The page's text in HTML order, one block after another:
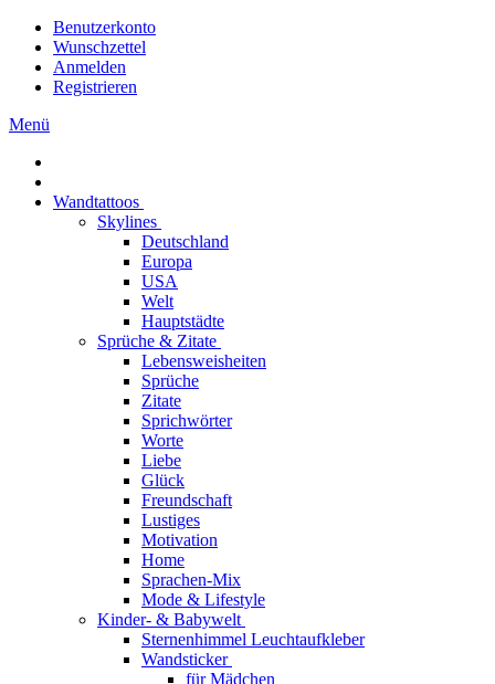
Benutzerkonto
Wunschzettel
Anmelden
Registrieren
Menü
Wandtattoos
Skylines
Deutschland
Europa
USA
Welt
Hauptstädte
Sprüche & Zitate
Lebensweisheiten
Sprüche
Zitate
Sprichwörter
Worte
Liebe
Glück
Freundschaft
Lustiges
Motivation
Home
Sprachen-Mix
Mode & Lifestyle
Kinder- & Babywelt
Sternenhimmel Leuchtaufkleber
Wandsticker
für Mädchen